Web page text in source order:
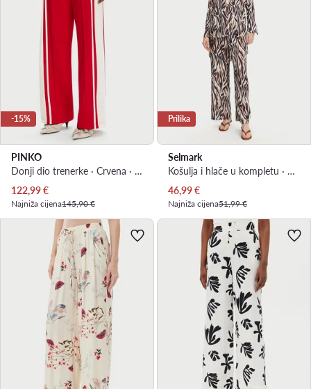
-15%
PINKO
Donji dio trenerke · Crvena · Relaxed Fit
Trenutna cijena
122,99€
Najniža cijena145,90 €
Prilika
Selmark
Košulja i hlače u kompletu · Smeđa
Trenutna cijena
46,99€
Najniža cijena51,99 €